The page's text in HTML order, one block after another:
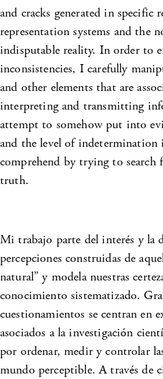
and cracks generated in specific
representation systems and the
indisputable reality. In order to
inconsistencies, I carefully
and other elements that are
interpreting and transmitting
attempt to somehow put into
and the level of
comprehend by trying to
truth.
Mi trabajo parte del interés y la
percepciones construidas de
natural” y modela nuestras
conocimiento sistematizado.
cuestionamientos se centran en
asociados a la investigación
por ordenar, medir y controlar
mundo perceptible. A través de